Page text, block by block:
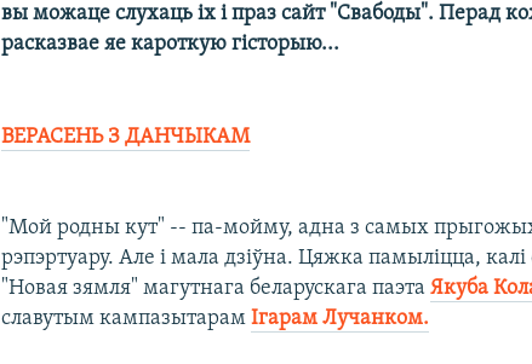
вы можаце слухаць іх і праз сайт "Свабоды". Перад
расказвае яе кароткую гісторыю...
ВЕРАСЕНЬ З ДАНЧЫКАМ
"Мой родны кут" -- па-мойму, адна з самых
рэпэртуару. Але і мала дзіўна. Цяжка памыліцца,
"Новая зямля" магутнага беларускага паэтаЯкуба
славутым кампазытарамІгарам Лучанком.